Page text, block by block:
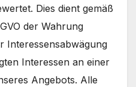
Dies dient gemäß
der Wahrung
Interessensabwägung
Interessen an einer
Angebots. Alle